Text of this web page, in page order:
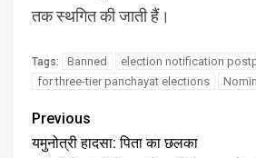
तक स्थगित की जाती हैं।
Tags: Banned
election notification
for three-tier panchayat elections
Previous
यमुनोत्री हादसा: पिता का छलका